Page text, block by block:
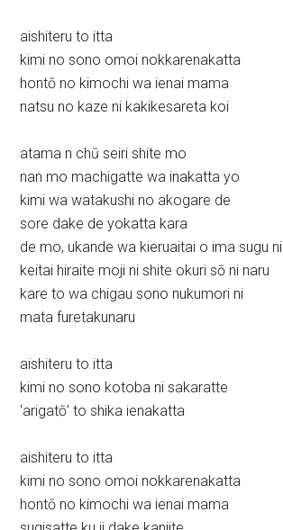
aishiteru to itta
kimi no sono omoi nokkarenakatta
hontō no kimochi wa ienai mama
natsu no kaze ni kakikesareta koi
atama n chū seiri shite mo
nan mo machigatte wa inakatta yo
kimi wa watakushi no akogare de
sore dake de yokatta kara
de mo, ukande wa kieruaitai o ima sugu ni
keitai hiraite moji ni shite okuri sō ni naru
kare to wa chigau sono nukumori ni
mata furetakunaru
aishiteru to itta
kimi no sono kotoba ni sakaratte
‘arigatō’ to shika ienakatta
aishiteru to itta
kimi no sono omoi nokkarenakatta
hontō no kimochi wa ienai mama